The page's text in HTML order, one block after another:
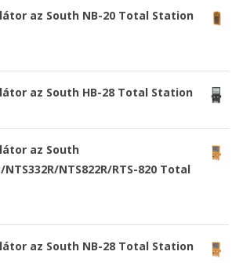
az South NB-20 Total Station
az South HB-28 Total Station
az South
NTS332R/NTS822R/RTS-820 Total
az South NB-28 Total Station